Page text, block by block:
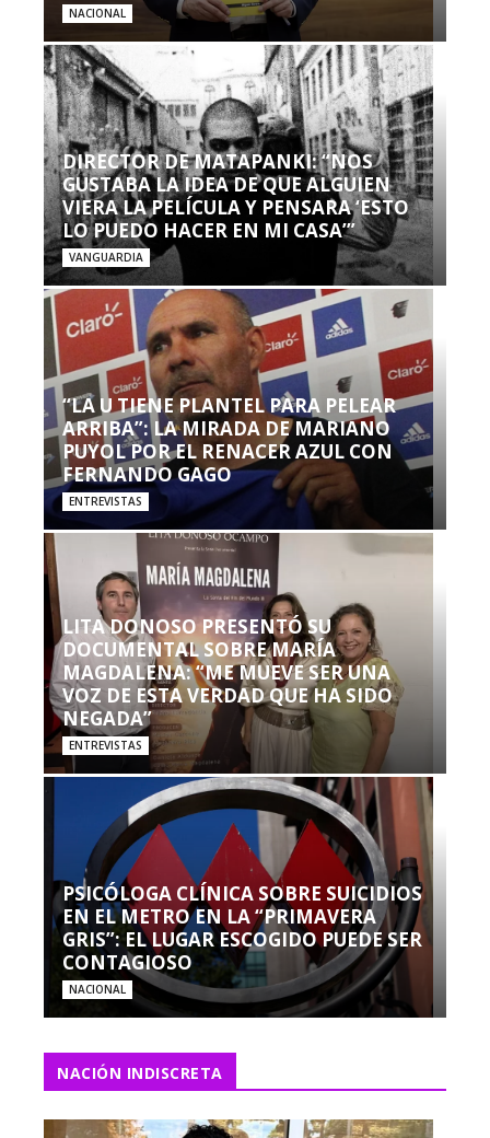
NACIONAL
DIRECTOR DE MATAPANKI: “NOS
GUSTABA LA IDEA DE QUE ALGUIEN
VIERA LA PELÍCULA Y PENSARA ‘ESTO
LO PUEDO HACER EN MI CASA’”
VANGUARDIA
“LA U TIENE PLANTEL PARA PELEAR
ARRIBA”: LA MIRADA DE MARIANO
PUYOL POR EL RENACER AZUL CON
FERNANDO GAGO
ENTREVISTAS
LITA DONOSO PRESENTÓ SU
DOCUMENTAL SOBRE MARÍA
MAGDALENA: “ME MUEVE SER UNA
VOZ DE ESTA VERDAD QUE HA SIDO
NEGADA”
ENTREVISTAS
PSICÓLOGA CLÍNICA SOBRE SUICIDIOS
EN EL METRO EN LA “PRIMAVERA
GRIS”: EL LUGAR ESCOGIDO PUEDE SER
CONTAGIOSO
NACIONAL
NACIÓN INDISCRETA